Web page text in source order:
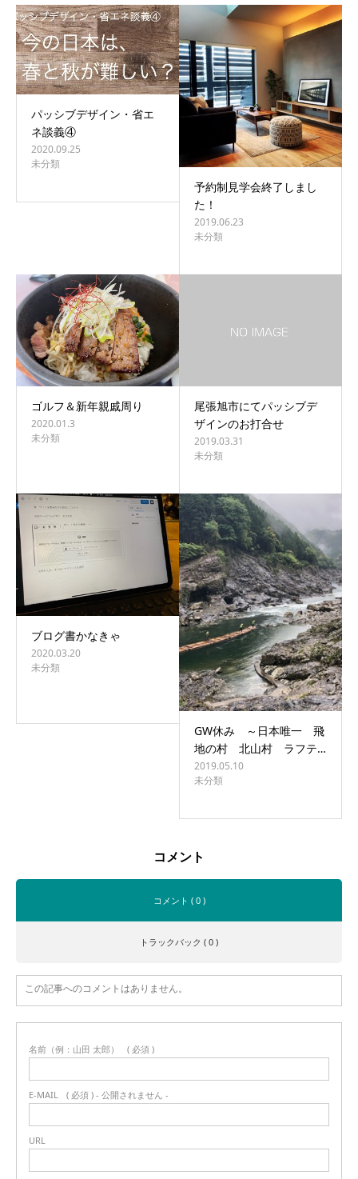
パッシブデザイン・省エ
ネ談義④
2020.09.25
未分類
予約制見学会終了しまし
た！
2019.06.23
未分類
ゴルフ＆新年親戚周り
2020.01.3
未分類
尾張旭市にてパッシブデ
ザインのお打合せ
2019.03.31
未分類
ブログ書かなきゃ
2020.03.20
未分類
GW休み ～日本唯一 飛
地の村 北山村 ラフテ…
2019.05.10
未分類
コメント
コメント ( 0 )
トラックバック ( 0 )
この記事へのコメントはありません。
名前（例：山田 太郎） ( 必須 )
E-MAIL ( 必須 ) - 公開されません -
URL